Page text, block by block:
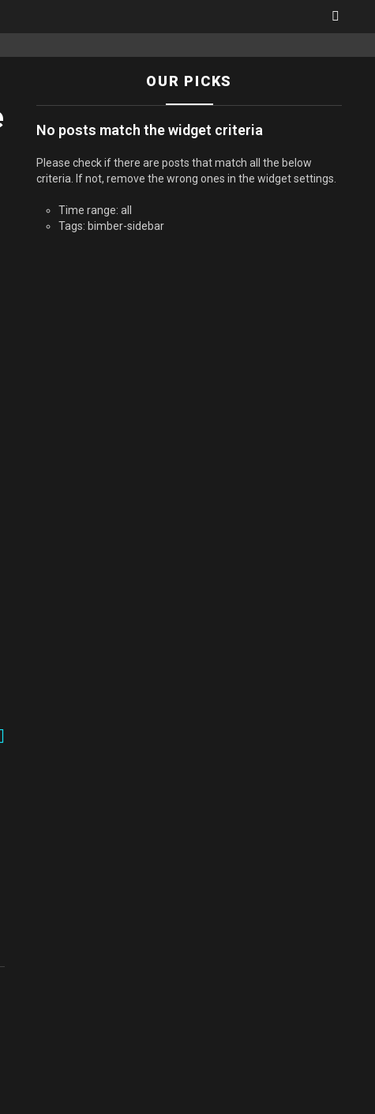
OUR PICKS
No posts match the widget criteria
Please check if there are posts that match all the below
criteria. If not, remove the wrong ones in the widget settings.
Time range: all
Tags: bimber-sidebar